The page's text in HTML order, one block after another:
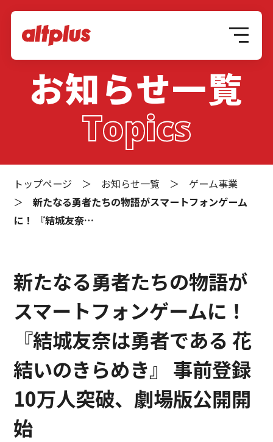
お知らせ一覧
Topics
トップページ ＞ お知らせ一覧 ＞ ゲーム事業
＞新たなる勇者たちの物語がスマートフォンゲーム
に！ 『結城友奈…
新たなる勇者たちの物語が
スマートフォンゲームに！
『結城友奈は勇者である 花
結いのきらめき』 事前登録
10万人突破、劇場版公開開
始